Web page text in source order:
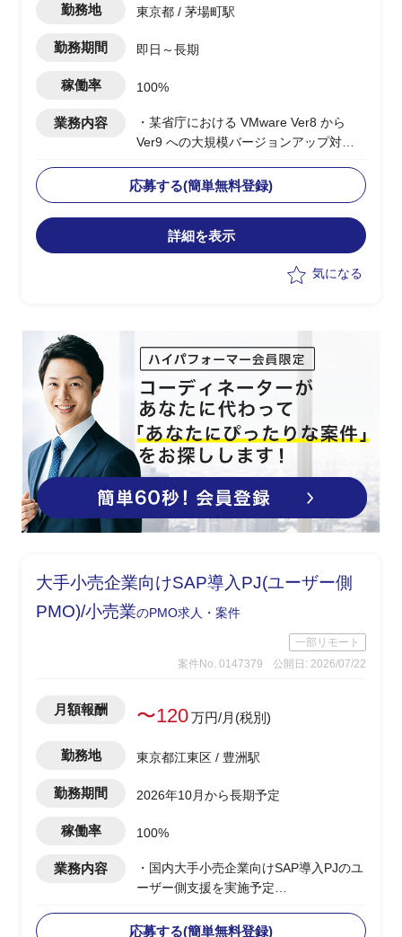
勤務地 東京都 / 茅場町駅
勤務期間 即日～長期
稼働率 100%
業務内容
・某省庁における VMware Ver8 から
Ver9 への大規模バージョンアップ対応
・VMware Ver8から9に変更されること
に伴う技術的検証から基本・詳細設計、
環境構築
※必要に応じてサーバ増設等の対応有
・技術サイドとして下記業務を実施
ポーネント再設計
・入札仕様書作成に向けた技術要件の整
理、定義
応募する(簡単無料登録)
詳細を表示
気になる
大手小売企業向けSAP導入PJ(ユーザー側
PMO)/小売業のPMO求人・案件
一部リモート
案件No. 0147379
公開日: 2026/07/22
月額報酬 〜120万円/月(税別)
勤務地 東京都江東区 / 豊洲駅
勤務期間 2026年10月から長期予定
稼働率 100%
業務内容
・国内大手小売企業向けSAP導入PJのユ
ーザー側支援を実施予定
月)を担当
応募する(簡単無料登録)